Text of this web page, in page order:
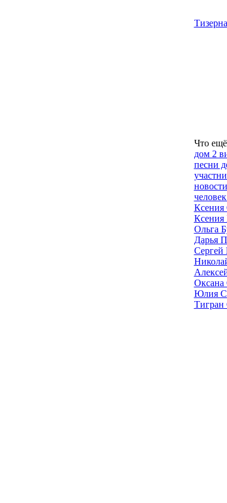
Что
дом 2
песни
Ксения
Ксения
Ольга
Дарья
Сергей
Оксана
Юлия
Тигран